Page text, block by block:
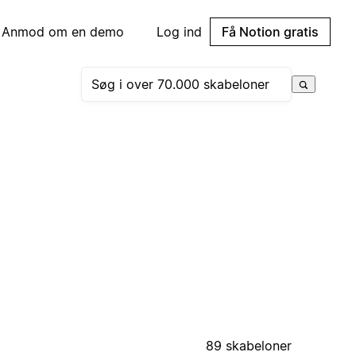
Anmod om en demo Log ind Få Notion gratis
89 skabeloner